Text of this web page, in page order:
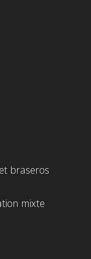
braseros
mixte